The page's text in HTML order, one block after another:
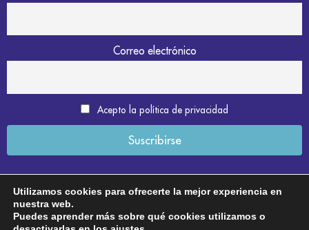
Correo electrónico
Acepto la política de privacidad
Aviso legal
Utilizamos cookies para ofrecerte la mejor experiencia en
nuestra web.
Puedes aprender más sobre qué cookies utilizamos o